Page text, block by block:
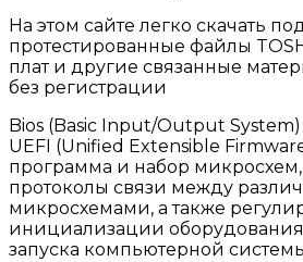
На этом сайте легко скачать
протестированные файлы
плат и другие связанные
без регистрации
Bios (Basic Input/Output
UEFI (Unified Extensible
программа и набор микросхем,
протоколы связи между
микросхемами, а также
инициализации оборудования
запуска компьютерной